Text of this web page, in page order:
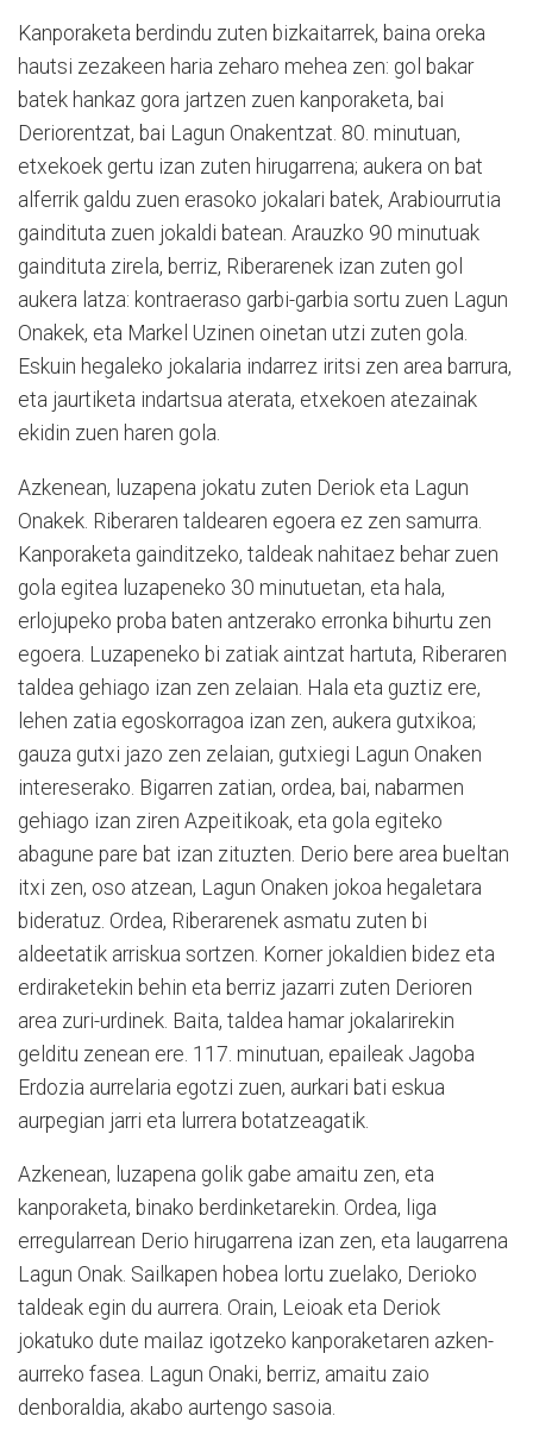
Kanporaketa berdindu zuten bizkaitarrek, baina oreka
hautsi zezakeen haria zeharo mehea zen: gol bakar
batek hankaz gora jartzen zuen kanporaketa, bai
Deriorentzat, bai Lagun Onakentzat. 80. minutuan,
etxekoek gertu izan zuten hirugarrena; aukera on bat
alferrik galdu zuen erasoko jokalari batek, Arabiourrutia
gaindituta zuen jokaldi batean. Arauzko 90 minutuak
gaindituta zirela, berriz, Riberarenek izan zuten gol
aukera latza: kontraeraso garbi-garbia sortu zuen Lagun
Onakek, eta Markel Uzinen oinetan utzi zuten gola.
Eskuin hegaleko jokalaria indarrez iritsi zen area barrura,
eta jaurtiketa indartsua aterata, etxekoen atezainak
ekidin zuen haren gola.
Azkenean, luzapena jokatu zuten Deriok eta Lagun
Onakek. Riberaren taldearen egoera ez zen samurra.
Kanporaketa gainditzeko, taldeak nahitaez behar zuen
gola egitea luzapeneko 30 minutuetan, eta hala,
erlojupeko proba baten antzerako erronka bihurtu zen
egoera. Luzapeneko bi zatiak aintzat hartuta, Riberaren
taldea gehiago izan zen zelaian. Hala eta guztiz ere,
lehen zatia egoskorragoa izan zen, aukera gutxikoa;
gauza gutxi jazo zen zelaian, gutxiegi Lagun Onaken
intereserako. Bigarren zatian, ordea, bai, nabarmen
gehiago izan ziren Azpeitikoak, eta gola egiteko
abagune pare bat izan zituzten. Derio bere area bueltan
itxi zen, oso atzean, Lagun Onaken jokoa hegaletara
bideratuz. Ordea, Riberarenek asmatu zuten bi
aldeetatik arriskua sortzen. Korner jokaldien bidez eta
erdiraketekin behin eta berriz jazarri zuten Derioren
area zuri-urdinek. Baita, taldea hamar jokalarirekin
gelditu zenean ere. 117. minutuan, epaileak Jagoba
Erdozia aurrelaria egotzi zuen, aurkari bati eskua
aurpegian jarri eta lurrera botatzeagatik.
Azkenean, luzapena golik gabe amaitu zen, eta
kanporaketa, binako berdinketarekin. Ordea, liga
erregularrean Derio hirugarrena izan zen, eta laugarrena
Lagun Onak. Sailkapen hobea lortu zuelako, Derioko
taldeak egin du aurrera. Orain, Leioak eta Deriok
jokatuko dute mailaz igotzeko kanporaketaren azken-
aurreko fasea. Lagun Onaki, berriz, amaitu zaio
denboraldia, akabo aurtengo sasoia.